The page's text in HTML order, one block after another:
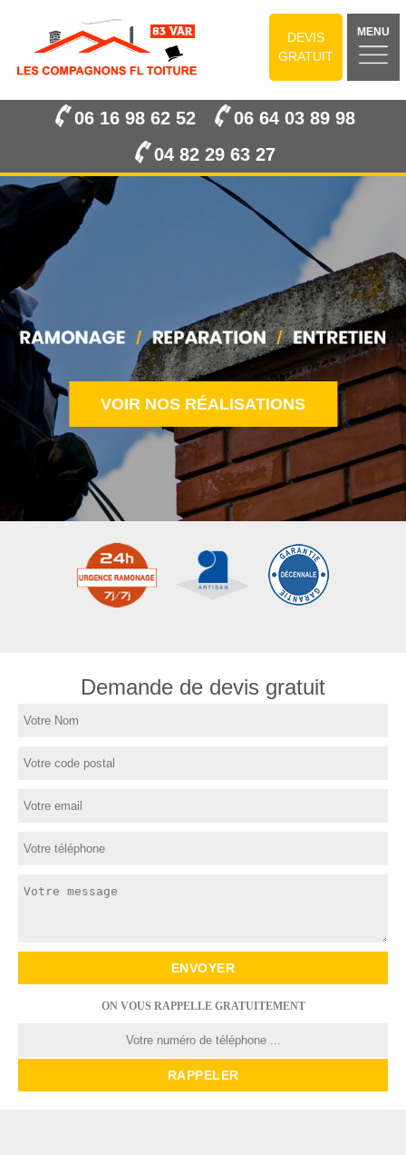
DEVIS
GRATUIT
MENU
06 16 98 62 52
06 64 03 89 98
04 82 29 63 27
VOIR NOS RÉALISATIONS
Demande de devis gratuit
ON VOUS RAPPELLE GRATUITEMENT